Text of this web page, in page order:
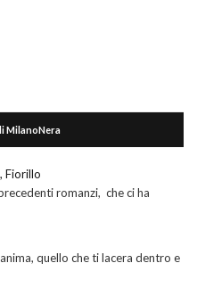
MilanoNera
Fiorillo
romanzi, che ci ha
quello che ti lacera dentro e